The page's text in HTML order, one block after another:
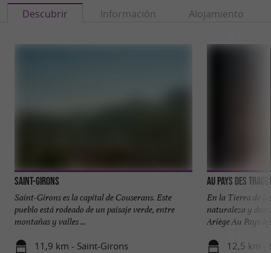
Descubrir Información Alojamiento
Saint-Girons
Saint-Girons es la capital de Couserans. Este
pueblo está rodeado de un paisaje verde, entre
montañas y valles ...
11,9 km - Saint-Girons
Au Pays des
En la Tierra de
naturaleza y
Ariège Au Pays
12,5 km -